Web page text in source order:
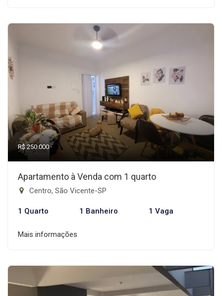
R$ 250.000
Apartamento à Venda com 1 quarto
Centro, São Vicente-SP
1 Quarto 1 Banheiro 1 Vaga
Mais informações